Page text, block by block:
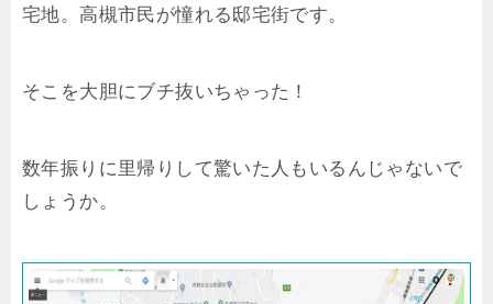
宅地。高槻市民が憧れる邸宅街です。
そこを大胆にブチ抜いちゃった！
数年振りに里帰りして驚いた人もいるんじゃないで
しょうか。